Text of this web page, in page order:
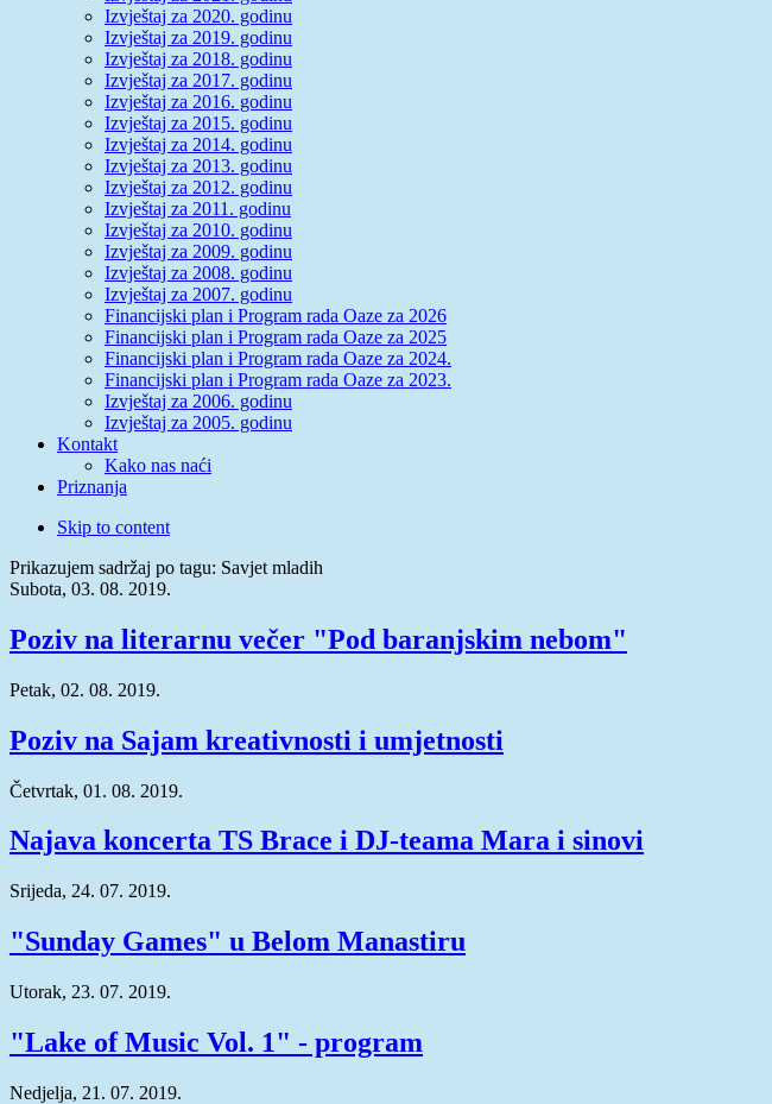
Izvještaj za 2020. godinu
Izvještaj za 2019. godinu
Izvještaj za 2018. godinu
Izvještaj za 2017. godinu
Izvještaj za 2016. godinu
Izvještaj za 2015. godinu
Izvještaj za 2014. godinu
Izvještaj za 2013. godinu
Izvještaj za 2012. godinu
Izvještaj za 2011. godinu
Izvještaj za 2010. godinu
Izvještaj za 2009. godinu
Izvještaj za 2008. godinu
Izvještaj za 2007. godinu
Financijski plan i Program rada Oaze za 2026
Financijski plan i Program rada Oaze za 2025
Financijski plan i Program rada Oaze za 2024.
Financijski plan i Program rada Oaze za 2023.
Izvještaj za 2006. godinu
Izvještaj za 2005. godinu
Kontakt
Kako nas naći
Priznanja
Skip to content
Prikazujem sadržaj po tagu: Savjet mladih
Subota, 03. 08. 2019.
Poziv na literarnu večer "Pod baranjskim nebom"
Petak, 02. 08. 2019.
Poziv na Sajam kreativnosti i umjetnosti
Četvrtak, 01. 08. 2019.
Najava koncerta TS Brace i DJ-teama Mara i sinovi
Srijeda, 24. 07. 2019.
"Sunday Games" u Belom Manastiru
Utorak, 23. 07. 2019.
"Lake of Music Vol. 1" - program
Nedjelja, 21. 07. 2019.